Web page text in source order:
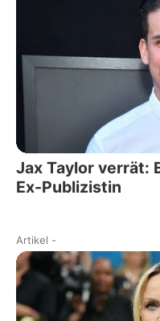
Jax Taylor verrät:
Ex-Publizistin
Artikel -